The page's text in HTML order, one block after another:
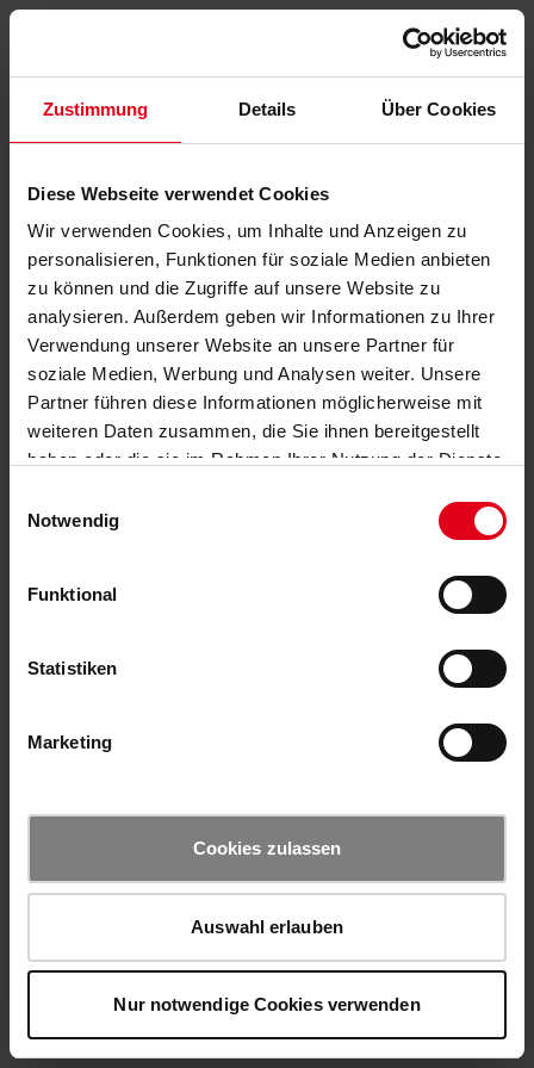
Zustimmung Details Über Cookies
Diese Webseite verwendet Cookies
Wir verwenden Cookies, um Inhalte und Anzeigen zu
personalisieren, Funktionen für soziale Medien anbieten
zu können und die Zugriffe auf unsere Website zu
analysieren. Außerdem geben wir Informationen zu Ihrer
Verwendung unserer Website an unsere Partner für
soziale Medien, Werbung und Analysen weiter. Unsere
Partner führen diese Informationen möglicherweise mit
weiteren Daten zusammen, die Sie ihnen bereitgestellt
haben oder die sie im Rahmen Ihrer Nutzung der Dienste
Notwendig
Funktional
Statistiken
Marketing
Cookies zulassen
Auswahl erlauben
Nur notwendige Cookies verwenden